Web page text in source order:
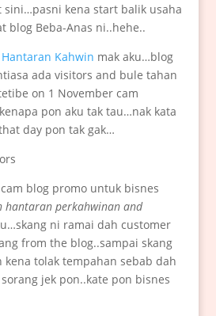
kena start balik usaha
blog Beba-Anas ni..hehe..
Hantaran Kahwin mak aku…blog
ada visitors and bule tahan
on 1 November cam
pon aku tak tau…nak kata
day pon tak gak…
blog promo untuk bisnes
hantaran perkahwinan and
ni ramai dah customer
from the blog..sampai skang
kena tolak tempahan sebab dah
jek pon..kate pon bisnes